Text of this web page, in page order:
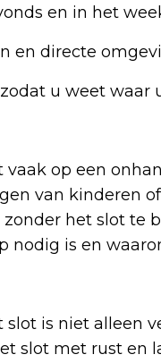
en in het
en directe
u weet waar
op een
van kinderen
het slot te
nodig is en
is niet alleen
slot met rust en